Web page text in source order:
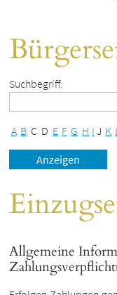
Suchbegriff:
A B C D E F G H I J K
Allgemeine